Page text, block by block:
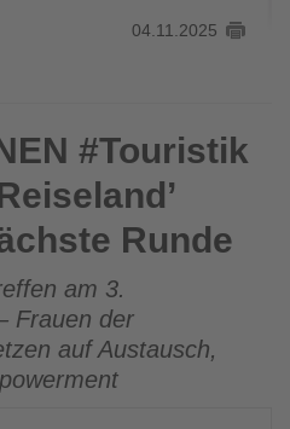
04.11.2025
by Reiseland’ geht in die
#Touristik
Runde
am 3.
Frauen der
auf Austausch,